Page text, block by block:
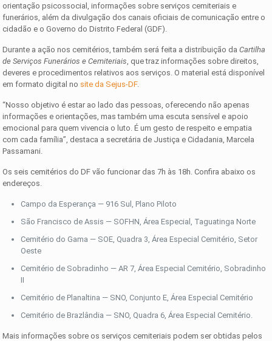
orientação psicossocial, informações sobre serviços cemiteriais e
funerários, além da divulgação dos canais oficiais de comunicação entre o
cidadão e o Governo do Distrito Federal (GDF).
Durante a ação nos cemitérios, também será feita a distribuição daCartilha
de Serviços Funerários e Cemiteriais , que traz informações sobre direitos,
deveres e procedimentos relativos aos serviços. O material está disponível
em formato digital no site da Sejus-DF.
“Nosso objetivo é estar ao lado das pessoas, oferecendo não apenas
informações e orientações, mas também uma escuta sensível e apoio
emocional para quem vivencia o luto. É um gesto de respeito e empatia
com cada família”, destaca a secretária de Justiça e Cidadania, Marcela
Passamani.
Os seis cemitérios do DF vão funcionar das 7h às 18h. Confira abaixo os
endereços.
Campo da Esperança — 916 Sul, Plano Piloto
São Francisco de Assis — SOFHN, Área Especial, Taguatinga Norte
Cemitério do Gama — SOE, Quadra 3, Área Especial Cemitério, Setor
Oeste
Cemitério de Sobradinho — AR 7, Área Especial Cemitério, Sobradinho
II
Cemitério de Planaltina — SNO, Conjunto E, Área Especial Cemitério
Cemitério de Brazlândia — SNO, Quadra 6, Área Especial Cemitério.
Mais informações sobre os serviços cemiteriais podem ser obtidas pelos